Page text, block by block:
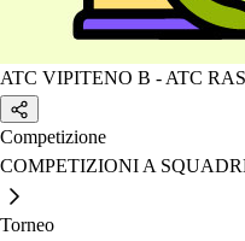
ATC VIPITENO B - ATC
Competizione
COMPETIZIONI A
Torneo